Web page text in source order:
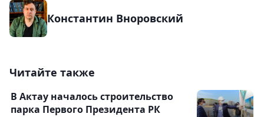
Константин Вноровский
Читайте также
В Актау началось строительство
парка Первого Президента РК